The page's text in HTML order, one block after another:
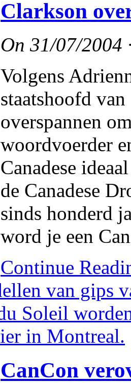
Clarkson
On 31/07/2004
Volgens
staatshoofd
overspannen
woordvoerder
Canadese
de Canadese
sinds honderd
word je een
Continue
CanCon